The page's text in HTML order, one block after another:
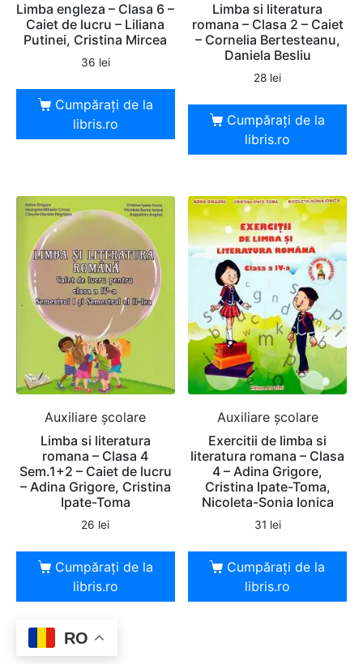
Limba engleza – Clasa 6 –
Caiet de lucru – Liliana
Putinei, Cristina Mircea
36 lei
Cumpărați de la
libris.ro
Limba si literatura
romana – Clasa 2 – Caiet
– Cornelia Bertesteanu,
Daniela Besliu
28 lei
Cumpărați de la
libris.ro
Auxiliare şcolare
Limba si literatura
romana – Clasa 4
Sem.1+2 – Caiet de lucru
– Adina Grigore, Cristina
Ipate-Toma
26 lei
Cumpărați de la
libris.ro
Auxiliare şcolare
Exercitii de limba si
literatura romana – Clasa
4 – Adina Grigore,
Cristina Ipate-Toma,
Nicoleta-Sonia Ionica
31 lei
Cumpărați de la
libris.ro
RO